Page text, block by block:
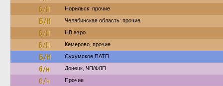
Б/Н Норильск: прочие
Б/Н Челябинская область: прочие
Б/Н НВ аэро
Б/Н Кемерово, прочие
Б/Н Сухумское ПАТП
б/н Донецк, ЧП/ФЛП
б/н Прочие